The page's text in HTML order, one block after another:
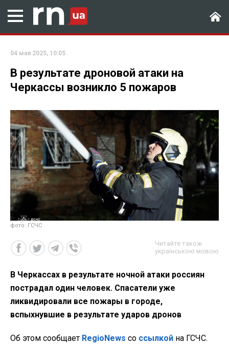
04 мая 2025, 10:05
В результате дроновой атаки на
Черкассы возникло 5 пожаров
фото: ГСЧС
Читайте також
українською мовою
В Черкассах в результате ночной атаки россиян
пострадал один человек. Спасатели уже
ликвидировали все пожары в городе,
вспыхнувшие в результате ударов дронов
Об этом сообщает RegioNews со ссылкой на ГСЧС.